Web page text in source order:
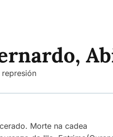
Morte na cadea